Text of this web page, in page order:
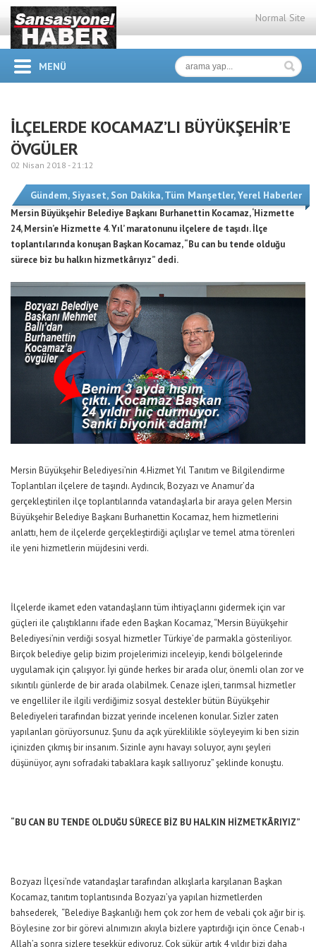
Normal Site
MENÜ
İLÇELERDE KOCAMAZ’LI BÜYÜKŞEHİR’E
ÖVGÜLER
02 Nisan 2018 -21:12
Gündem, Siyaset, Son Dakika,Tüm Manşetler,Yerel Haberler
Mersin Büyükşehir Belediye Başkanı Burhanettin Kocamaz, ‘Hizmette
24, Mersin’e Hizmette 4. Yıl’ maratonunu ilçelere de taşıdı. İlçe
toplantılarında konuşan Başkan Kocamaz, “Bu can bu tende olduğu
sürece biz bu halkın hizmetkârıyız” dedi.
Mersin Büyükşehir Belediyesi’nin 4.Hizmet Yıl Tanıtım ve Bilgilendirme
Toplantıları ilçelere de taşındı. Aydıncık, Bozyazı ve Anamur’da
gerçekleştirilen ilçe toplantılarında vatandaşlarla bir araya gelen Mersin
Büyükşehir Belediye Başkanı Burhanettin Kocamaz, hem hizmetlerini
anlattı, hem de ilçelerde gerçekleştirdiği açılışlar ve temel atma törenleri
ile yeni hizmetlerin müjdesini verdi.
İlçelerde ikamet eden vatandaşların tüm ihtiyaçlarını gidermek için var
güçleri ile çalıştıklarını ifade eden Başkan Kocamaz, “Mersin Büyükşehir
Belediyesi’nin verdiği sosyal hizmetler Türkiye’de parmakla gösteriliyor.
Birçok belediye gelip bizim projelerimizi inceleyip, kendi bölgelerinde
uygulamak için çalışıyor. İyi günde herkes bir arada olur, önemli olan zor ve
sıkıntılı günlerde de bir arada olabilmek. Cenaze işleri, tarımsal hizmetler
ve engelliler ile ilgili verdiğimiz sosyal destekler bütün Büyükşehir
Belediyeleri tarafından bizzat yerinde incelenen konular. Sizler zaten
yapılanları görüyorsunuz. Şunu da açık yüreklilikle söyleyeyim ki ben sizin
içinizden çıkmış bir insanım. Sizinle aynı havayı soluyor, aynı şeyleri
düşünüyor, aynı sofradaki tabaklara kaşık sallıyoruz” şeklinde konuştu.
“BU CAN BU TENDE OLDUĞU SÜRECE BİZ BU HALKIN HİZMETKÂRIYIZ”
Bozyazı İlçesi’nde vatandaşlar tarafından alkışlarla karşılanan Başkan
Kocamaz, tanıtım toplantısında Bozyazı’ya yapılan hizmetlerden
bahsederek, “Belediye Başkanlığı hem çok zor hem de vebali çok ağır bir iş.
Böylesine zor bir görevi alnımızın akıyla bizlere yaptırdığı için önce Cenab-ı
Allah’a sonra sizlere teşekkür ediyoruz. Çok şükür artık 4 yıldır bizi daha